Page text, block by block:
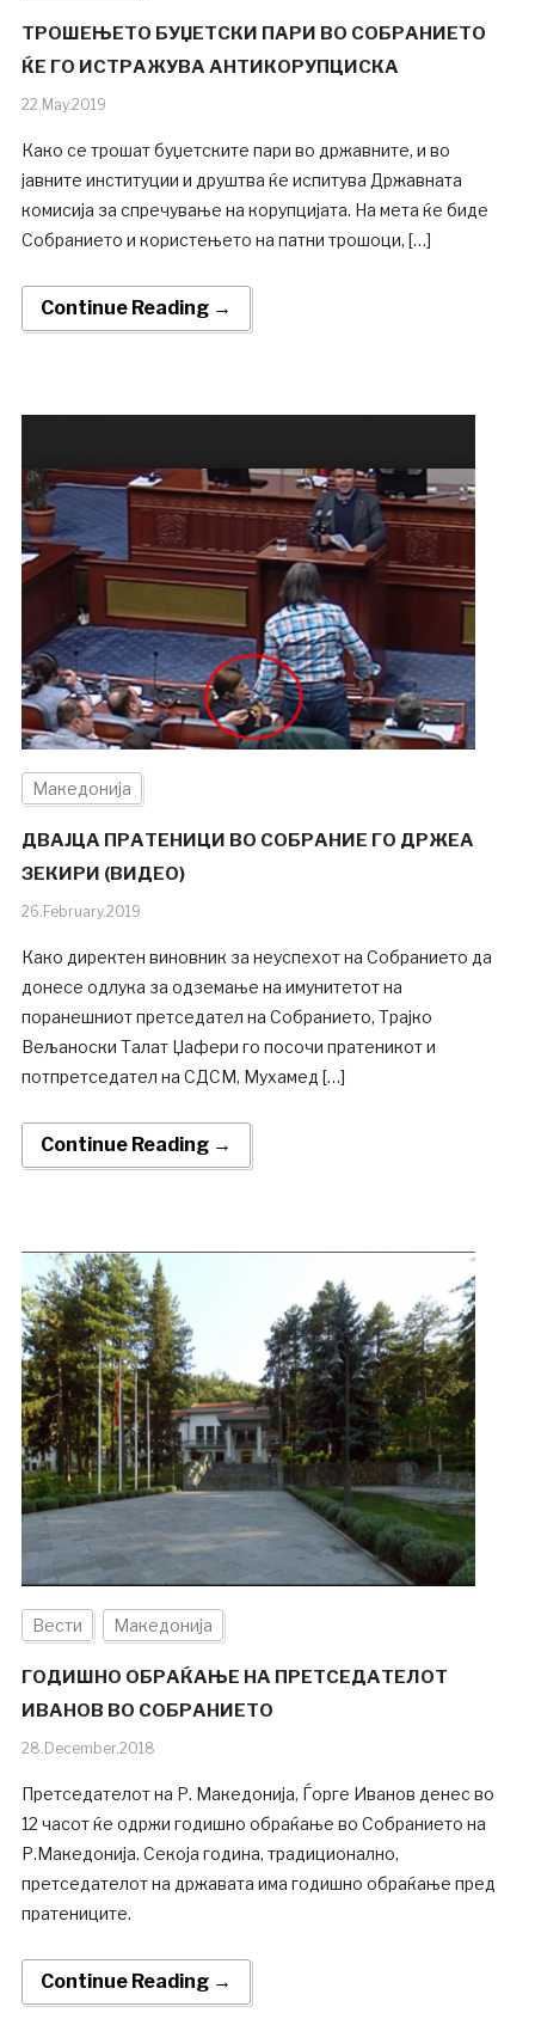
ТРОШЕЊЕТО БУЏЕТСКИ ПАРИ ВО СОБРАНИЕТО
ЌЕ ГО ИСТРАЖУВА АНТИКОРУПЦИСКА
22.May.2019
Како се трошат буџетските пари во државните, и во
јавните институции и друштва ќе испитува Државната
комисија за спречување на корупцијата. На мета ќе биде
Собранието и користењето на патни трошоци, […]
Continue Reading →
Македонија
ДВАЈЦА ПРАТЕНИЦИ ВО СОБРАНИЕ ГО ДРЖЕА
ЗЕКИРИ (ВИДЕО)
26.February.2019
Како директен виновник за неуспехот на Собранието да
донесе одлука за одземање на имунитетот на
поранешниот претседател на Собранието, Трајко
Вељаноски Талат Џафери го посочи пратеникот и
потпретседател на СДСМ, Мухамед […]
Continue Reading →
Вести Македонија
ГОДИШНО ОБРАЌАЊЕ НА ПРЕТСЕДАТЕЛОТ
ИВАНОВ ВО СОБРАНИЕТО
28.December.2018
Претседателот на Р. Македонија, Ѓорге Иванов денес во
12 часот ќе одржи годишно обраќање во Собранието на
Р.Mакедонија. Секоја година, традиционално,
претседателот на државата има годишно обраќање пред
пратениците.
Continue Reading →